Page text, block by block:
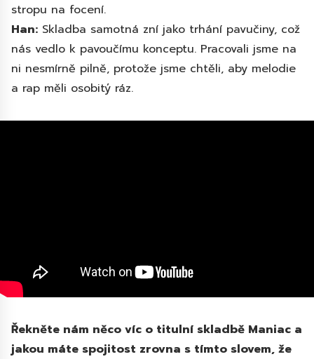
stropu na focení.
Han: Skladba samotná zní jako trhání pavučiny, což
nás vedlo k pavoučímu konceptu. Pracovali jsme na
ni nesmírně pilně, protože jsme chtěli, aby melodie
a rap měli osobitý ráz.
Řekněte nám něco víc o titulní skladbě Maniac a
jakou máte spojitost zrovna s tímto slovem, že